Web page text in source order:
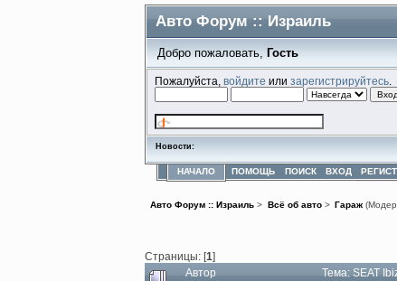
Авто Форум :: Израиль
Добро пожаловать, Гость
Пожалуйста,войдите илизарегистрируйтесь
Новости:
НАЧАЛО ПОМОЩЬ ПОИСК ВХОД
Авто Форум :: Израиль > Всё об авто> Гараж
Страницы: [1]
Автор Тема: SEAT